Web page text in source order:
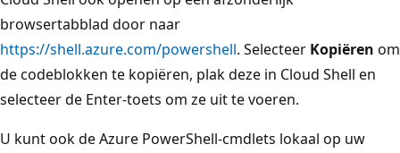
browsertabblad door naar
https://shell.azure.com/powershell. Selecteer Kopiëren om
de codeblokken te kopiëren, plak deze in Cloud Shell en
selecteer de Enter-toets om ze uit te voeren.
U kunt ook de Azure PowerShell-cmdlets lokaal op uw